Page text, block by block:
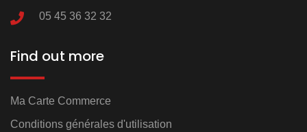
05 45 36 32 32
Find out more
Ma Carte Commerce
Conditions générales d'utilisation